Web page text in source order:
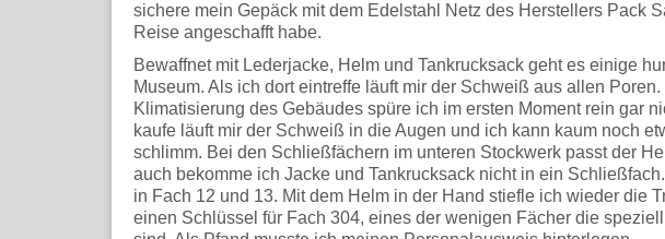
sichere mein Gepäck mit dem Edelstahl Netz des Herstellers Pack
Reise angeschafft habe.
Bewaffnet mit Lederjacke, Helm und Tankrucksack geht es einige
Museum. Als ich dort eintreffe läuft mir der Schweiß aus allen
Klimatisierung des Gebäudes spüre ich im ersten Moment rein gar
kaufe läuft mir der Schweiß in die Augen und ich kann kaum noch
schlimm. Bei den Schließfächern im unteren Stockwerk passt der
auch bekomme ich Jacke und Tankrucksack nicht in ein
in Fach 12 und 13. Mit dem Helm in der Hand stiefle ich wieder die
einen Schlüssel für Fach 304, eines der wenigen Fächer die